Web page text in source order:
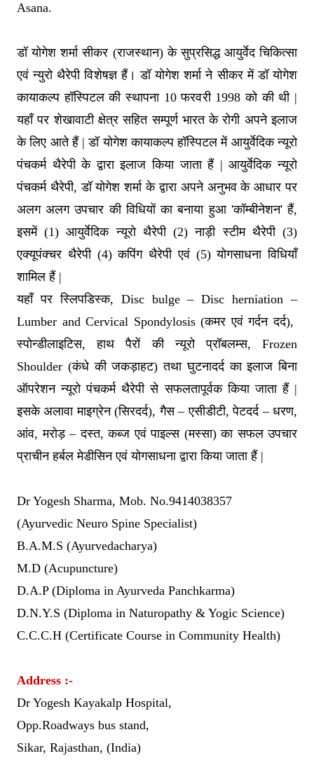
Asana.
डॉ योगेश शर्मा सीकर (राजस्थान) के सुप्रसिद्ध आयुर्वेद चिकित्सा
एवं न्युरो थैरेपी विशेषज्ञ हैं। डॉ योगेश शर्मा ने सीकर में डॉ योगेश
कायाकल्प हॉस्पिटल की स्थापना 10 फरवरी 1998 को की थी |
यहाँ पर शेखावाटी क्षेत्र सहित सम्पूर्ण भारत के रोगी अपने इलाज
के लिए आते हैं | डॉ योगेश कायाकल्प हॉस्पिटल में आयुर्वेदिक न्यूरो
पंचकर्म थैरेपी के द्वारा इलाज किया जाता हैं | आयुर्वेदिक न्यूरो
पंचकर्म थैरेपी, डॉ योगेश शर्मा के द्वारा अपने अनुभव के आधार पर
अलग अलग उपचार की विधियों का बनाया हुआ 'कॉम्बीनेशन' हैं,
इसमें (1) आयुर्वेदिक न्यूरो थैरेपी (2) नाड़ी स्टीम थैरेपी (3)
एक्यूपंक्चर थैरेपी (4) कपिंग थैरेपी एवं (5) योगसाधना विधियाँ
शामिल हैं |
यहाँ पर स्लिपडिस्क, Disc bulge – Disc herniation –
Lumber and Cervical Spondylosis (कमर एवं गर्दन दर्द),
स्पोन्डीलाइटिस, हाथ पैरों की न्यूरो प्रॉबलम्स, Frozen
Shoulder (कंधे की जकड़ाहट) तथा घुटनादर्द का इलाज बिना
ऑपरेशन न्यूरो पंचकर्म थैरेपी से सफलतापूर्वक किया जाता हैं |
इसके अलावा माइग्रेन (सिरदर्द), गैस – एसीडीटी, पेटदर्द – धरण,
आंव, मरोड़ – दस्त, कब्ज एवं पाइल्स (मस्सा) का सफल उपचार
प्राचीन हर्बल मेडीसिन एवं योगसाधना द्वारा किया जाता हैं |
Dr Yogesh Sharma, Mob. No.9414038357
(Ayurvedic Neuro Spine Specialist)
B.A.M.S (Ayurvedacharya)
M.D (Acupuncture)
D.A.P (Diploma in Ayurveda Panchkarma)
D.N.Y.S (Diploma in Naturopathy & Yogic Science)
C.C.C.H (Certificate Course in Community Health)
Address :-
Dr Yogesh Kayakalp Hospital,
Opp.Roadways bus stand,
Sikar, Rajasthan, (India)